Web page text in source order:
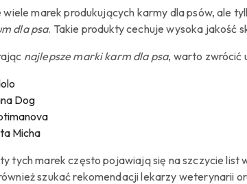
wiele marek produkujących karmy dla psów, ale
dla psa. Takie produkty cechuje wysoka jakość
najlepsze marki karm dla psa, warto zwrócić
Dog
Micha
tych marek często pojawiają się na szczycie list
szukać rekomendacji lekarzy weterynarii